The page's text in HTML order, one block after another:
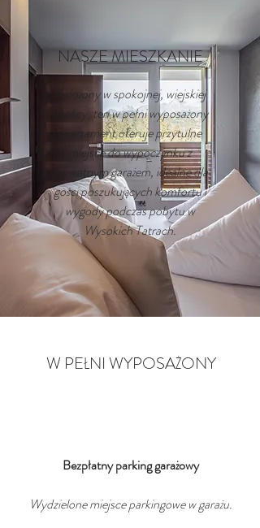
NASZE MIESZKANIE
Położony w spokojnej, wiejskiej
okolicy, ten w pełni wyposażony
apartament oferuje przytulne
miejsce do wypoczynku z
prywatnym garażem, idealne dla
gości poszukujących komfortu i
wygody podczas pobytu w
Wysokich Tatrach.
W PEŁNI WYPOSAŻONY
Bezpłatny parking garażowy
Wydzielone miejsce parkingowe w garażu.